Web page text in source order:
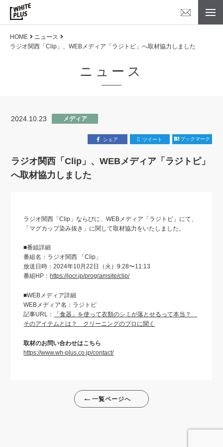
HOME
ニュース
ラジオ関西「Clip」、WEBメディア「ラジトピ」へ取材協力しました
ニュース
2024.10.23 メディア
シェア ツイート ブックマーク
ラジオ関西「Clip」、WEBメディア「ラジトピ」
へ取材協力しました
ラジオ関西「Clip」ならびに、WEBメディア「ラジトピ」にて、
「マグカップ染み抜き」に関して取材協力をいたしました。
■番組詳細
番組名：ラジオ関西 「Clip」
放送日時：2024年10月22日（火）9:28〜11:13
番組HP： https://jocr.jp/programsite/clip/
■WEBメディア詳細
WEBメディア名：ラジトピ
記事URL：
「食器」を使って衣類のシミが落とせるって本当？
そのアイテムとは？ クリーニングのプロに聞く
取材のお問い合わせはこちら
https://www.wh-plus.co.jp/contact/
一覧ページへ